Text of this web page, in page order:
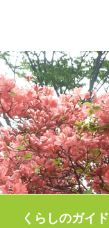
くらしのガイド